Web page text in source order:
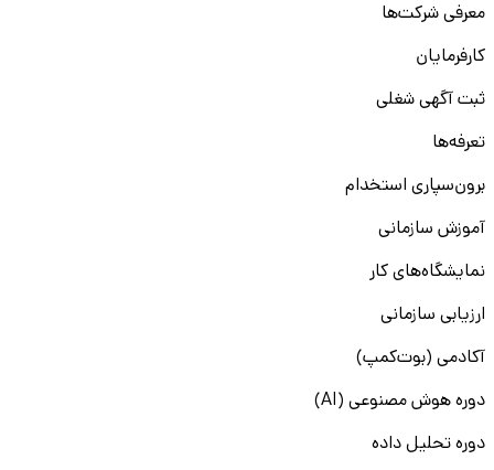
معرفی شرکت‌ها
کارفرمایان
ثبت آگهی شغلی
تعرفه‌ها
برون‌سپاری استخدام
آموزش سازمانی
نمایشگاه‌های کار
ارزیابی سازمانی
آکادمی (بوت‌کمپ)
دوره هوش مصنوعی (AI)
دوره تحلیل داده